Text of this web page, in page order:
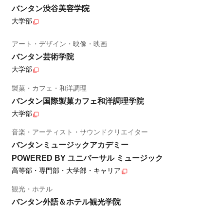
バンタン渋谷美容学院
大学部
アート・デザイン・映像・映画
バンタン芸術学院
大学部
製菓・カフェ・和洋調理
バンタン国際製菓カフェ和洋調理学院
大学部
音楽・アーティスト・サウンドクリエイター
バンタンミュージックアカデミー
POWERED BY ユニバーサル ミュージック
高等部・専門部・大学部・キャリア
観光・ホテル
バンタン外語＆ホテル観光学院